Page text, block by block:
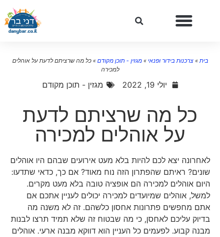
»צרכנות בידור ופנאי»מגזין - תוכן מקודם»כל מה שרציתם לדעת על אוהלים
למכירה
יולי 19, 2022 מגזין - תוכן מקודם
כל מה שרציתם לדעת
על אוהלים למכירה
לאחרונה יצא לכם להיות בלא מעט אירועים שבהם היו אוהלים
שונים? ראיתם שהפתרון הזה נוח מאוד? אם כך, כדאי שתדעו:
היום אוהלים למכירה הם אופציה טובה בלא מעט מקרים.
למשל, אוהלים שמיועדים למכירה יכולים לעניין אתכם אם
אתם מחפשים פתרונות אחסון כלשהם. זה לא משנה מה
בדיוק עליכם לאחסן, כי מה שבטוח זה שלא תמיד תרצו לבנות
מבנה קבוע. לפעמים כל העניין הוא דווקא מבנה ארעי. אוהלים